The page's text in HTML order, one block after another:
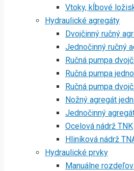
Vtoky, kĺbové
Hydraulické agregáty
Dvojčinný ručný
Jednočinný ručný
Ručná pumpa
Ručná pumpa
Ručná pumpa
Nožný agregát
Jednočinný
Ocelová nádrž TNK
Hliníková nádrž
Hydraulické prvky
Manuálne